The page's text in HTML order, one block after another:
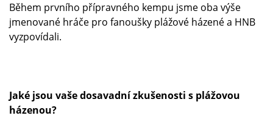
Během prvního přípravného kempu jsme oba výše
jmenované hráče pro fanoušky plážové házené a HNB
vyzpovídali.
Jaké jsou vaše dosavadní zkušenosti s plážovou
házenou?